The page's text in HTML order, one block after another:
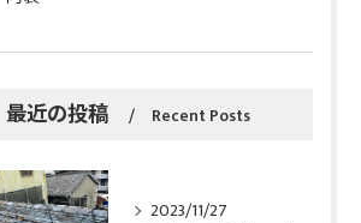
最近の投稿 Recent Posts
2023/11/27